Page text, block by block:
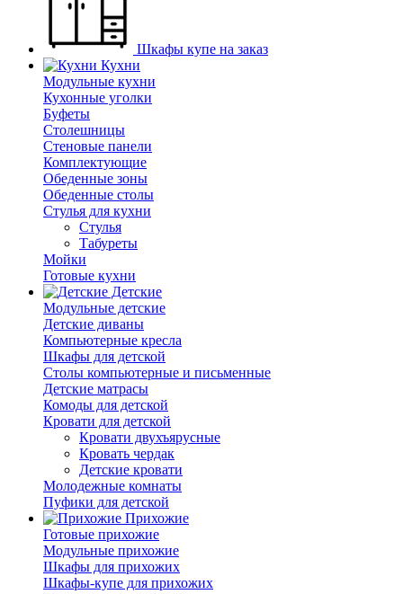
Шкафы купе на заказ
Кухни
Модульные кухни
Кухонные уголки
Буфеты
Столешницы
Стеновые панели
Комплектующие
Обеденные зоны
Обеденные столы
Стулья для кухни
Cтулья
Табуреты
Мойки
Готовые кухни
Детские
Модульные детские
Детские диваны
Компьютерные кресла
Шкафы для детской
Столы компьютерные и письменные
Детские матрасы
Комоды для детской
Кровати для детской
Кровати двухъярусные
Кровать чердак
Детские кровати
Молодежные комнаты
Пуфики для детской
Прихожие
Готовые прихожие
Модульные прихожие
Шкафы для прихожих
Шкафы-купе для прихожих